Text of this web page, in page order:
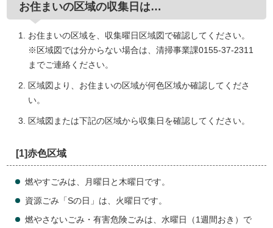
お住まいの区域の収集日は…
お住まいの区域を、収集曜日区域図で確認してください。
※区域図では分からない場合は、清掃事業課0155-37-2311
までご連絡ください。
区域図より、お住まいの区域が何色区域か確認してくださ
い。
区域図または下記の区域から収集日を確認してください。
[1]赤色区域
燃やすごみは、月曜日と木曜日です。
資源ごみ「Sの日」は、火曜日です。
燃やさないごみ・有害危険ごみは、水曜日（1週間おき）で